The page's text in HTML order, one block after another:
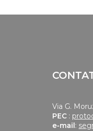
Via G.
PEC :
e-mail: